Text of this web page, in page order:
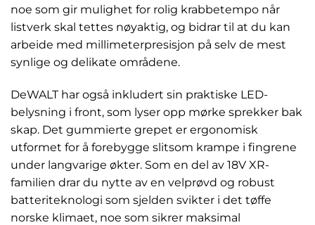
noe som gir mulighet for rolig krabbetempo når
listverk skal tettes nøyaktig, og bidrar til at du kan
arbeide med millimeterpresisjon på selv de mest
synlige og delikate områdene.
DeWALT har også inkludert sin praktiske LED-
belysning i front, som lyser opp mørke sprekker bak
skap. Det gummierte grepet er ergonomisk
utformet for å forebygge slitsom krampe i fingrene
under langvarige økter. Som en del av 18V XR-
familien drar du nytte av en velprøvd og robust
batteriteknologi som sjelden svikter i det tøffe
norske klimaet, noe som sikrer maksimal